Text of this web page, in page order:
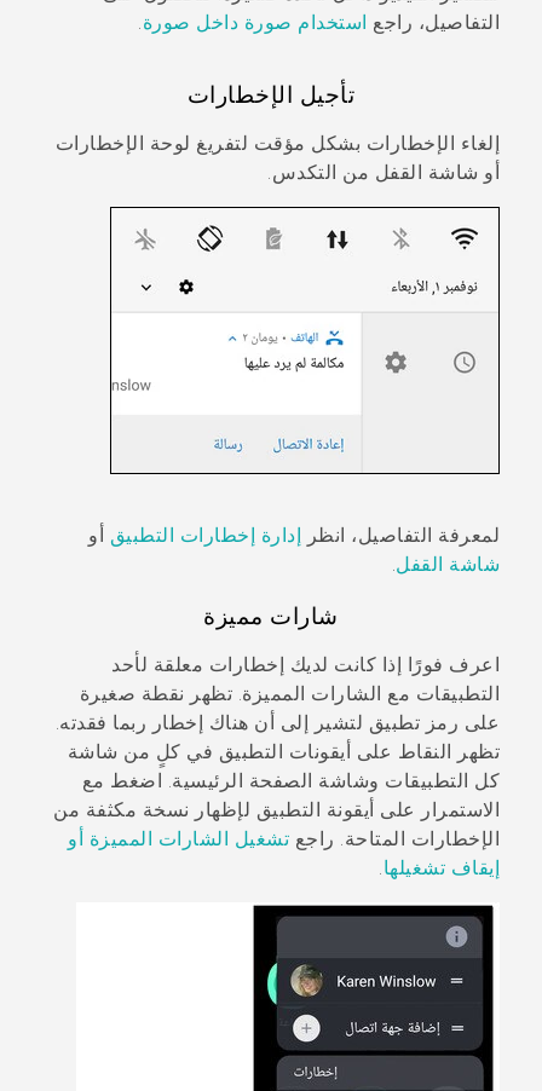
التفاصيل، راجع استخدام صورة داخل صورة.
تأجيل الإخطارات
إلغاء الإخطارات بشكل مؤقت لتفريغ لوحة الإخطارات
أو شاشة القفل من التكدس.
لمعرفة التفاصيل، انظر إدارة إخطارات التطبيق أو
شاشة القفل
شارات مميزة
اعرف فورًا إذا كانت لديك إخطارات معلقة لأحد
التطبيقات مع الشارات المميزة. تظهر نقطة صغيرة
على رمز تطبيق لتشير إلى أن هناك إخطار ربما فقدته.
تظهر النقاط على أيقونات التطبيق في كلٍ من شاشة
كل التطبيقات وشاشة الصفحة الرئيسية. اضغط مع
الاستمرار على أيقونة التطبيق لإظهار نسخة مكثفة من
الإخطارات المتاحة. راجع تشغيل الشارات المميزة أو
إيقاف تشغيلها.